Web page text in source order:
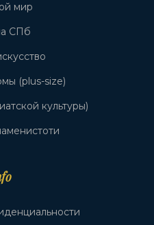
мир
СПб
(plus-size)
культуры)